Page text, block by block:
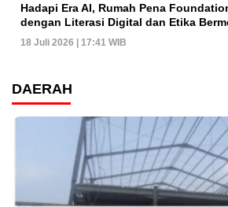
Hadapi Era AI, Rumah Pena
dengan Literasi Digital dan Etika
18 Juli 2026 | 17:41 WIB
DAERAH